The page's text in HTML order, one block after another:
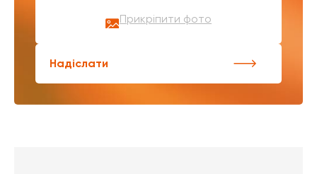
Прикріпити фото
Надіслати